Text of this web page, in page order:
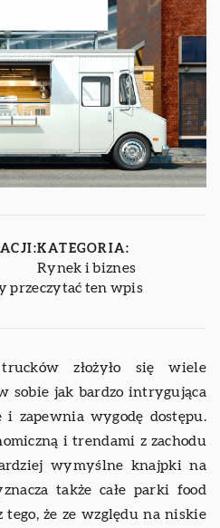
KATEGORIA:
Rynek i biznes
przeczytać ten wpis
złożyło się wiele
sobie jak bardzo intrygująca
zapewnia wygodę dostępu.
i trendami z zachodu
wymyślne knajpki na
także całe parki food
że ze względu na niskie